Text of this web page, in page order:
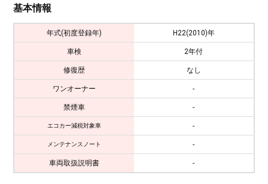
基本情報
年式(初度登録年) H22(2010)年
車検 2年付
修復歴 なし
ワンオーナー -
禁煙車 -
エコカー減税対象車 -
メンテナンスノート -
車両取扱説明書 -